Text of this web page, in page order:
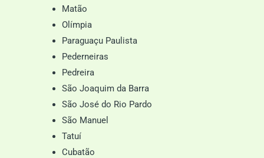
Matão
Olímpia
Paraguaçu Paulista
Pederneiras
Pedreira
São Joaquim da Barra
São José do Rio Pardo
São Manuel
Tatuí
Cubatão